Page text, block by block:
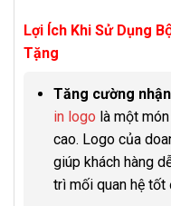
Lợi Ích Khi Sử Dụng
Tặng
Tăng cường
in logo là một
cao. Logo của
giúp khách hàng
trì mối quan hệ tốt